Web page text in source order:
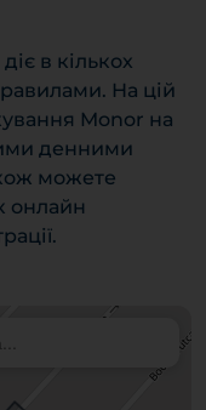
в кількох
На цій
Monor на
денними
можете
онлайн